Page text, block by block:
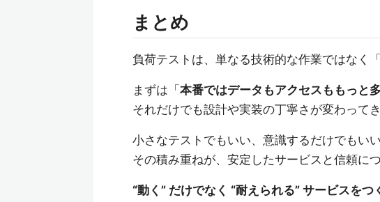
まとめ
負荷テストは、単なる技術的な作業ではなく「
まずは「 本番ではデータもアクセスももっと
それだけでも設計や実装の丁寧さが変わってき
小さなテストでもいい、意識するだけでもいい
その積み重ねが、安定したサービスと信頼に
“動く” だけでなく “耐えられる” サービスをつ